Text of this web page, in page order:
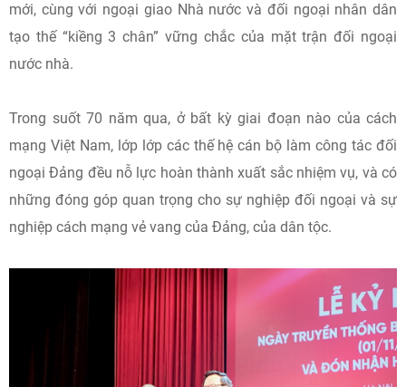
mới, cùng với ngoại giao Nhà nước và đối ngoại nhân dân
tạo thế “kiềng 3 chân” vững chắc của mặt trận đối ngoại
nước nhà.
Trong suốt 70 năm qua, ở bất kỳ giai đoạn nào của cách
mạng Việt Nam, lớp lớp các thế hệ cán bộ làm công tác đối
ngoại Đảng đều nỗ lực hoàn thành xuất sắc nhiệm vụ, và có
những đóng góp quan trọng cho sự nghiệp đối ngoại và sự
nghiệp cách mạng vẻ vang của Đảng, của dân tộc.